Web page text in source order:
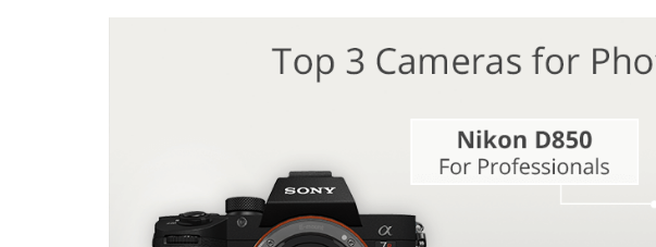
Produkt-Fotobearbeitung Schmuck-Fotobearbeitung
Sammlung